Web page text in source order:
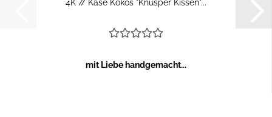
4K // Käse Kokos "Knusper Kissen"...
mit Liebe handgemacht...